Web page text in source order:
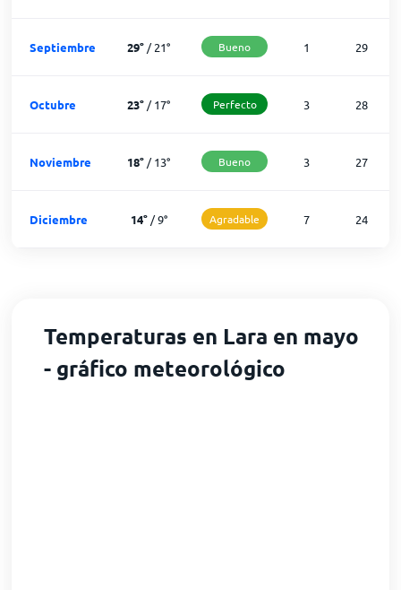
Septiembre 29° /21° Bueno 1 29
Octubre 23° /17° Perfecto 3 28
Noviembre 18° /13° Bueno 3 27
Diciembre 14°/9° Agradable 7 24
Temperaturas en Lara en mayo
- gráfico meteorológico